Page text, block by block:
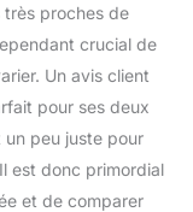
du bord
chiens dans
et
parfaite
de
grande et
:
cm (L) x
très proches de
crucial de
Un avis client
pour ses deux
un peu juste pour
est donc primordial
et de comparer